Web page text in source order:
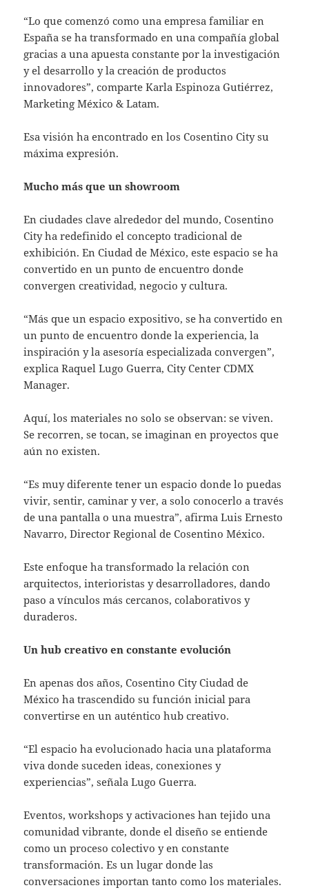
“Lo que comenzó como una empresa familiar en
España se ha transformado en una compañía global
gracias a una apuesta constante por la investigación
y el desarrollo y la creación de productos
innovadores”, comparte Karla Espinoza Gutiérrez,
Marketing México & Latam.
Esa visión ha encontrado en los Cosentino City su
máxima expresión.
Mucho más que un showroom
En ciudades clave alrededor del mundo, Cosentino
City ha redefinido el concepto tradicional de
exhibición. En Ciudad de México, este espacio se ha
convertido en un punto de encuentro donde
convergen creatividad, negocio y cultura.
“Más que un espacio expositivo, se ha convertido en
un punto de encuentro donde la experiencia, la
inspiración y la asesoría especializada convergen”,
explica Raquel Lugo Guerra, City Center CDMX
Manager.
Aquí, los materiales no solo se observan: se viven.
Se recorren, se tocan, se imaginan en proyectos que
aún no existen.
“Es muy diferente tener un espacio donde lo puedas
vivir, sentir, caminar y ver, a solo conocerlo a través
de una pantalla o una muestra”, afirma Luis Ernesto
Navarro, Director Regional de Cosentino México.
Este enfoque ha transformado la relación con
arquitectos, interioristas y desarrolladores, dando
paso a vínculos más cercanos, colaborativos y
duraderos.
Un hub creativo en constante evolución
En apenas dos años, Cosentino City Ciudad de
México ha trascendido su función inicial para
convertirse en un auténtico hub creativo.
“El espacio ha evolucionado hacia una plataforma
viva donde suceden ideas, conexiones y
experiencias”, señala Lugo Guerra.
Eventos, workshops y activaciones han tejido una
comunidad vibrante, donde el diseño se entiende
como un proceso colectivo y en constante
transformación. Es un lugar donde las
conversaciones importan tanto como los materiales.